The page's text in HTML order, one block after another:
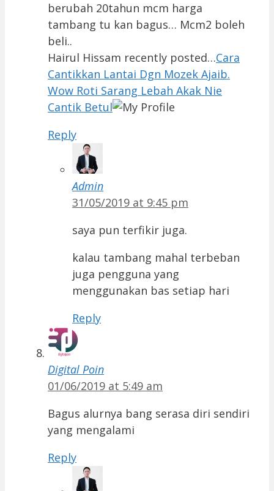
berubah 20tahun mcm harga
tambang tu kan bagus… Mcm2 boleh
beli..
Hairul Hissam recently posted…Cara
Cantikkan Lantai Dgn Mozek Ajaib.
Wow Roti Sarang Lebah Akak Nie
Cantik Betul
Reply
Admin
31/05/2019 at 9:45 pm
saya pun terfikir juga.
kalau tambang mahal terbeban
juga pengguna yang
menggunakan bas setiap hari
Reply
Digital Poin
01/06/2019 at 5:49 am
Bagus alurnya bang serasa diri sendiri
yang mengalami
Reply